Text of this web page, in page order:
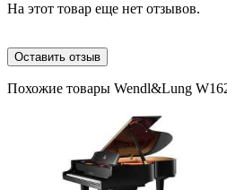
На этот товар еще нет отзывов.
Оставить отзыв
Похожие товары Wendl&Lung